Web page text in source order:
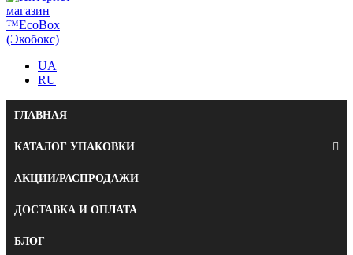
UA
RU
ГЛАВНАЯ
КАТАЛОГ УПАКОВКИ
АКЦИИ/РАСПРОДАЖИ
ДОСТАВКА И ОПЛАТА
БЛОГ